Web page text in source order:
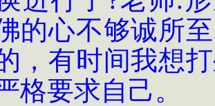
的心不够诚所
，有时间我想
格要求自己。